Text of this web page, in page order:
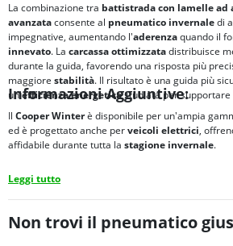
La combinazione tra battistrada con lamelle ad
avanzataconsente al pneumatico invernaledi
impegnative, aumentando l'aderenzaquando il
innevato. La carcassa ottimizzatadistribuisce
durante la guida, favorendo una risposta più
maggiore stabilità. Il risultato è una guida più
un'efficienza energeticastudiata per supportare
Informazioni Aggiuntive:
Il Cooper Winterè disponibile per un'ampia
ed è progettato anche perveicoli elettrici,
affidabile durante tutta la stagione invernale.
Leggi tutto
Non trovi il pneumatico